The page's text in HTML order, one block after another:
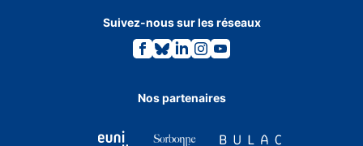
Suivez-nous sur les réseaux
Lien
vers
Facebook.
Lien
vers
Bluesky.
Lien
vers
Linkedin.
Lien
vers
Instagram.
Lien
vers
Youtube.
Nos partenaires